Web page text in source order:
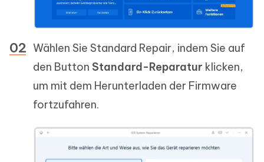
Wählen Sie Standard Repair, indem Sie auf
den Button Standard-Reparatur klicken,
um mit dem Herunterladen der Firmware
fortzufahren.